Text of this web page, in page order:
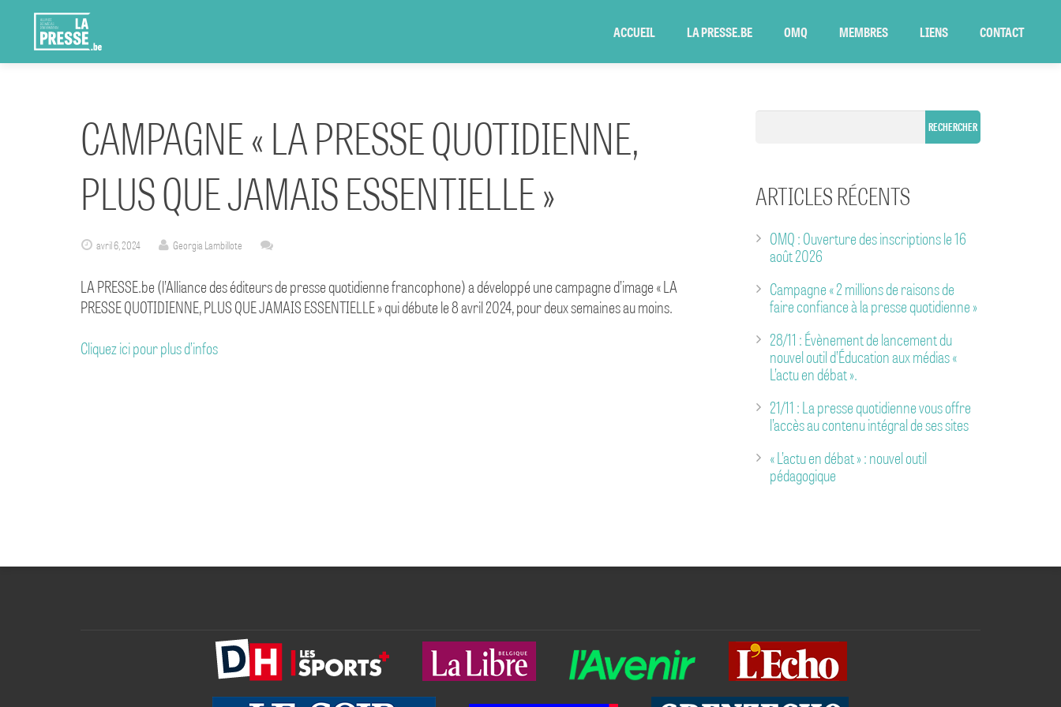
ACCUEIL LA PRESSE.BE OMQ MEMBRES LIENS CONTACT
CAMPAGNE « LA PRESSE QUOTIDIENNE,
PLUS QUE JAMAIS ESSENTIELLE »
avril 6, 2024 Georgia Lambillote
LA PRESSE.be (l’Alliance des éditeurs de presse quotidienne francophone) a développé une campagne d’image « LA
PRESSE QUOTIDIENNE, PLUS QUE JAMAIS ESSENTIELLE » qui débute le 8 avril 2024, pour deux semaines au moins.
Cliquez ici pour plus d’infos
ARTICLES RÉCENTS
OMQ : Ouverture des inscriptions le 16
août 2026
Campagne « 2 millions de raisons de
faire confiance à la presse quotidienne »
28/11 : Évènement de lancement du
nouvel outil d’Éducation aux médias «
L’actu en débat ».
21/11 : La presse quotidienne vous offre
l’accès au contenu intégral de ses sites
« L’actu en débat » : nouvel outil
pédagogique